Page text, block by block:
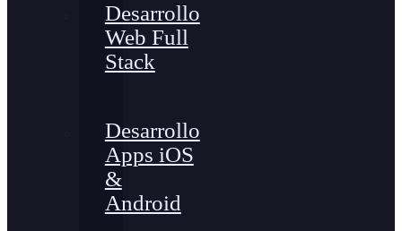
Desarrollo
Web Full
Stack
Desarrollo
Apps iOS
&
Android